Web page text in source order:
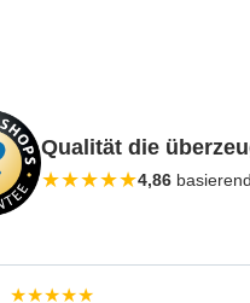
Qualität die
★★★★★4,86
★★★★★